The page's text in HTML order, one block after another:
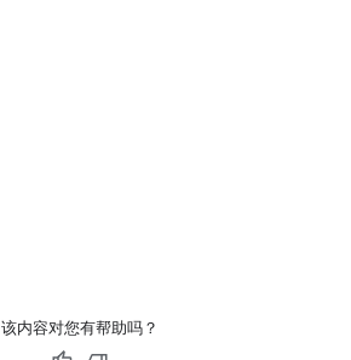
该内容对您有帮助吗？